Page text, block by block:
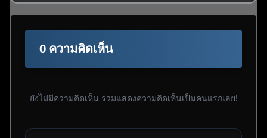
0 ความคิดเห็น
ยังไม่มีความคิดเห็น ร่วมแสดงความคิดเห็นเป็นคนแรกเลย!